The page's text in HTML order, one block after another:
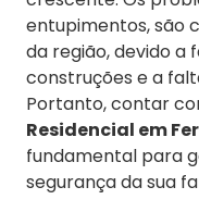
entupimentos, são
da região, devido a
construções e a
Portanto, contar
Residencial em
fundamental para
segurança da sua